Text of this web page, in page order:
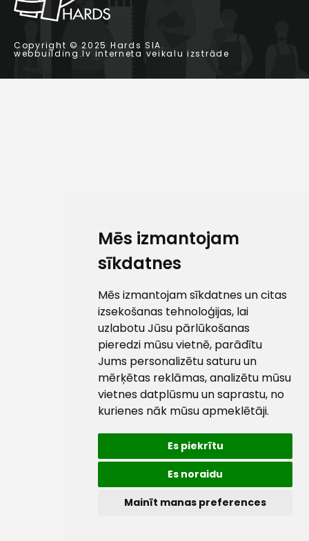
Mēs izmantojam
sīkdatnes
Mēs izmantojam sīkdatnes un citas
izsekošanas tehnoloģijas, lai
uzlabotu Jūsu pārlūkošanas
pieredzi mūsu vietnē, parādītu
Jums personalizētu saturu un
mērķētas reklāmas, analizētu mūsu
vietnes datplūsmu un saprastu, no
kurienes nāk mūsu apmeklētāji.
Es piekrītu
Es noraidu
Mainīt manas preferences
Copyright © 2025 Hards SIA.
webbuilding.lv interneta veikalu izstrāde